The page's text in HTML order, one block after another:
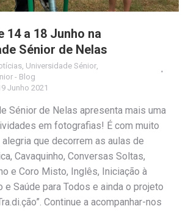
14 a 18 Junho na
Sénior de Nelas
, Universidade Sénior,
- Blog
Junho 2021
Sénior de Nelas apresenta mais uma
em fotografias! É com muito
que decorrem as aulas de
Cavaquinho, Conversas Soltas,
e Coro Misto, Inglês, Iniciação à
e Saúde para Todos e ainda o projeto
Continue a acompanhar-nos